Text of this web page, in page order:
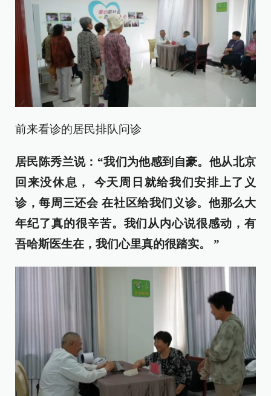
前来看诊的居民排队问诊
居民 陈秀兰说：“我们为他感到自豪。他从北京
回来没休息，
今天周日 就给我们安排上了义
诊，每周三还会在社区给我们义诊。他那么大
年纪了真的很辛苦。我们从内心说很感动，有
吾哈斯医生在，我们心里真的很踏实。
”